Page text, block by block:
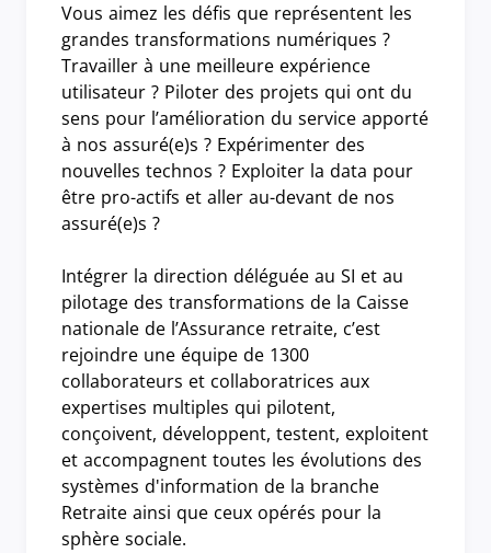
Vous aimez les défis que représentent les
grandes transformations numériques ?
Travailler à une meilleure expérience
utilisateur ? Piloter des projets qui ont du
sens pour l’amélioration du service apporté
à nos assuré(e)s ? Expérimenter des
nouvelles technos ? Exploiter la data pour
être pro-actifs et aller au-devant de nos
assuré(e)s ?
Intégrer la direction déléguée au SI et au
pilotage des transformations de la Caisse
nationale de l’Assurance retraite, c’est
rejoindre une équipe de 1300
collaborateurs et collaboratrices aux
expertises multiples qui pilotent,
conçoivent, développent, testent, exploitent
et accompagnent toutes les évolutions des
systèmes d'information de la branche
Retraite ainsi que ceux opérés pour la
sphère sociale.